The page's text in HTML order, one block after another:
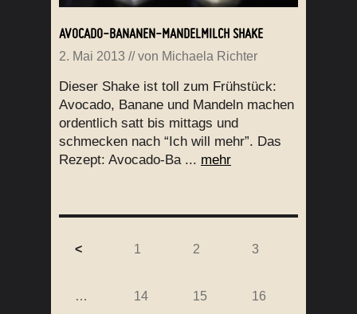
AVOCADO-BANANEN-MANDELMILCH SHAKE
2. Mai 2013 // von Michaela Richter
Dieser Shake ist toll zum Frühstück:
Avocado, Banane und Mandeln machen
ordentlich satt bis mittags und
schmecken nach “Ich will mehr”. Das
Rezept: Avocado-Ba ... mehr
< 1 2 3
… 14 15 16